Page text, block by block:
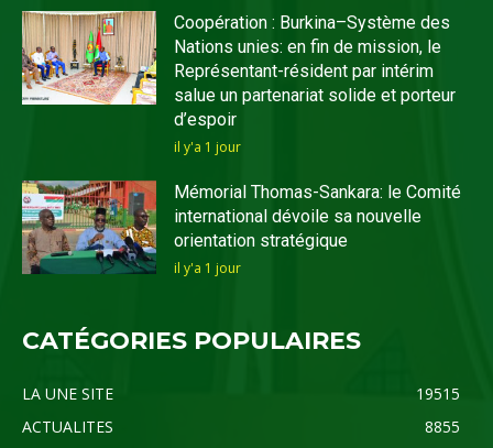
Coopération : Burkina–Système des
Nations unies: en fin de mission, le
Représentant-résident par intérim
salue un partenariat solide et porteur
d’espoir
il y'a 1 jour
Mémorial Thomas-Sankara: le Comité
international dévoile sa nouvelle
orientation stratégique
il y'a 1 jour
CATÉGORIES POPULAIRES
LA UNE SITE
19515
ACTUALITES
8855